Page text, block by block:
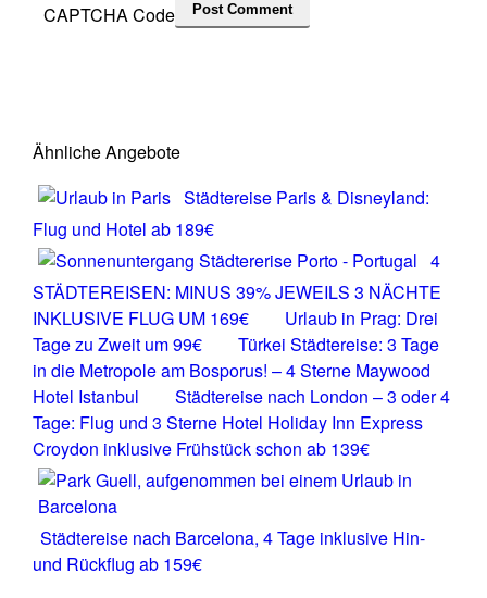
CAPTCHA Code
Ähnliche Angebote
Städtereise Paris & Disneyland:
Flug und Hotel ab 189€
4
STÄDTEREISEN: MINUS 39% JEWEILS 3 NÄCHTE
INKLUSIVE FLUG UM 169€
Urlaub in Prag: Drei
Tage zu Zweit um 99€
Türkei Städtereise: 3 Tage
in die Metropole am Bosporus! – 4 Sterne Maywood
Hotel Istanbul
Städtereise nach London – 3 oder 4
Tage: Flug und 3 Sterne Hotel Holiday Inn Express
Croydon inklusive Frühstück schon ab 139€
Städtereise nach Barcelona, 4 Tage inklusive Hin-
und Rückflug ab 159€